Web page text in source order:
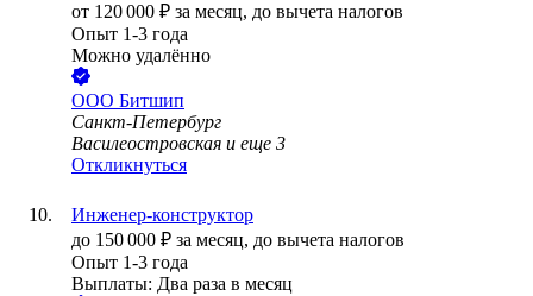
от 120 000 ₽ за месяц, до вычета налогов
Опыт 1-3 года
Можно удалённо
ООО Битшип
Санкт-Петербург
Василеостровская и еще 3
Откликнуться
Инженер-конструктор
до 150 000 ₽ за месяц, до вычета налогов
Опыт 1-3 года
Выплаты: Два раза в месяц